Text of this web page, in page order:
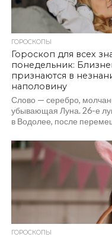
ГОРОСКОПЫ
Гороскоп для всех
понедельник:
признаются в
наполовину
Слово — серебро,
убывающая Луна. 26-е
в Водолее, после
ГОРОСКОПЫ